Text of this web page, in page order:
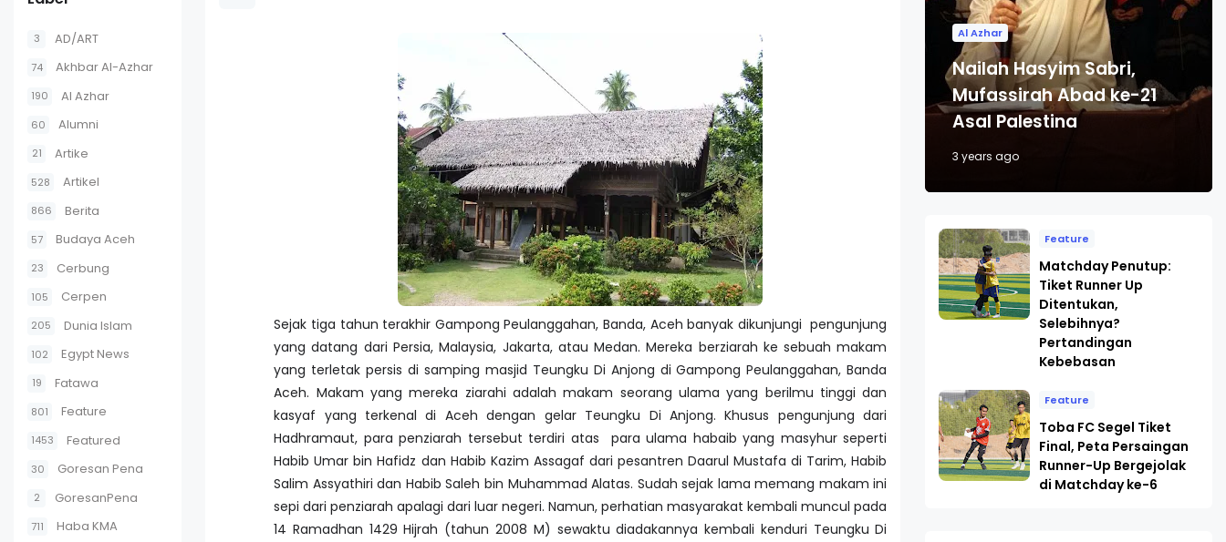
3 AD/ART
74 Akhbar Al-Azhar
190 Al Azhar
60 Alumni
21 Artike
528 Artikel
866 Berita
57 Budaya Aceh
23 Cerbung
105 Cerpen
205 Dunia Islam
102 Egypt News
19 Fatawa
801 Feature
1453 Featured
30 Goresan Pena
2 GoresanPena
711 Haba KMA
Sejak tiga tahun terakhir Gampong Peulanggahan, Banda, Aceh banyak dikunjungi pengunjung
yang datang dari Persia, Malaysia, Jakarta, atau Medan. Mereka berziarah ke sebuah makam
yang terletak persis di samping masjid Teungku Di Anjong di Gampong Peulanggahan, Banda
Aceh. Makam yang mereka ziarahi adalah makam seorang ulama yang berilmu tinggi dan
kasyaf yang terkenal di Aceh dengan gelar Teungku Di Anjong. Khusus pengunjung dari
Hadhramaut, para penziarah tersebut terdiri atas para ulama habaib yang masyhur seperti
Habib Umar bin Hafidz dan Habib Kazim Assagaf dari pesantren Daarul Mustafa di Tarim, Habib
Salim Assyathiri dan Habib Saleh bin Muhammad Alatas. Sudah sejak lama memang makam ini
sepi dari penziarah apalagi dari luar negeri. Namun, perhatian masyarakat kembali muncul pada
14 Ramadhan 1429 Hijrah (tahun 2008 M) sewaktu diadakannya kembali kenduri Teungku Di
Al Azhar
Nailah Hasyim Sabri,
Mufassirah Abad ke-21
Asal Palestina
3 years ago
Feature
Matchday Penutup:
Tiket Runner Up
Ditentukan,
Selebihnya?
Pertandingan
Kebebasan
Feature
Toba FC Segel Tiket
Final, Peta Persaingan
Runner-Up Bergejolak
di Matchday ke-6